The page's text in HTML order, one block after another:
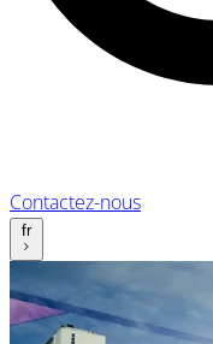
Contactez-nous
fr